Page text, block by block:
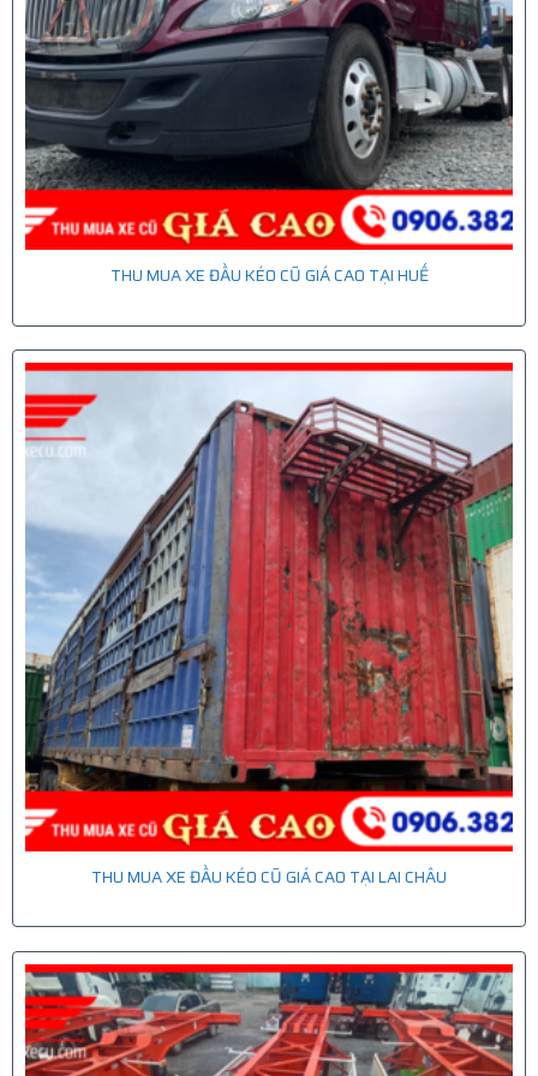
THU MUA XE ĐẦU KÉO CŨ GIÁ CAO TẠI HUẾ
THU MUA XE ĐẦU KÉO CŨ GIÁ CAO TẠI LAI CHÂU